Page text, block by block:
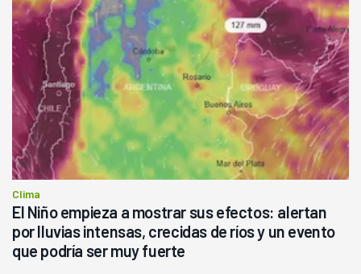
Clima
El Niño empieza a mostrar sus efectos: alertan
por lluvias intensas, crecidas de ríos y un evento
que podría ser muy fuerte